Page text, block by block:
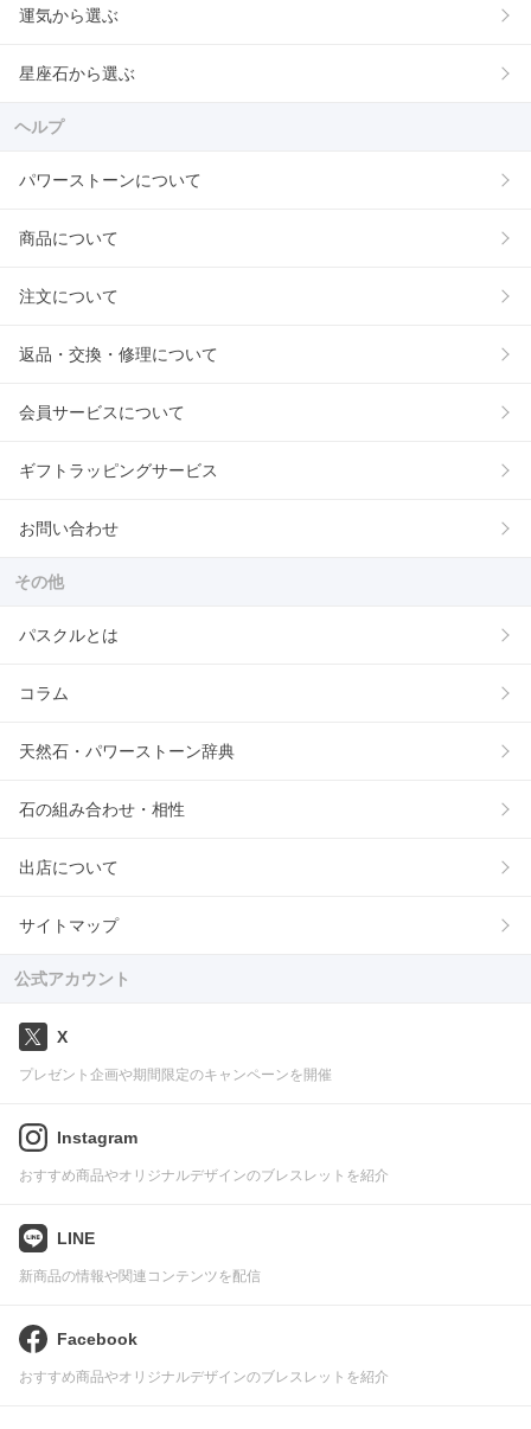
運気から選ぶ
星座石から選ぶ
ヘルプ
パワーストーンについて
商品について
注文について
返品・交換・修理について
会員サービスについて
ギフトラッピングサービス
お問い合わせ
その他
パスクルとは
コラム
天然石・パワーストーン辞典
石の組み合わせ・相性
出店について
サイトマップ
公式アカウント
X
プレゼント企画や期間限定のキャンペーンを開催
Instagram
おすすめ商品やオリジナルデザインのブレスレットを紹介
LINE
新商品の情報や関連コンテンツを配信
Facebook
おすすめ商品やオリジナルデザインのブレスレットを紹介